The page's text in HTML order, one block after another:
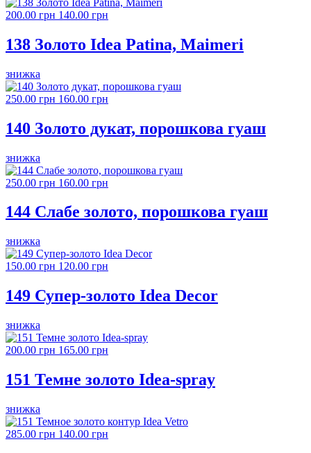
200.00 грн 140.00 грн
138 Золото Idea Patina, Maimeri
знижка
250.00 грн 160.00 грн
140 Золото дукат, порошкова гуаш
знижка
250.00 грн 160.00 грн
144 Слабе золото, порошкова гуаш
знижка
150.00 грн 120.00 грн
149 Супер-золото Idea Decor
знижка
200.00 грн 165.00 грн
151 Темне золото Idea-spray
знижка
285.00 грн 140.00 грн